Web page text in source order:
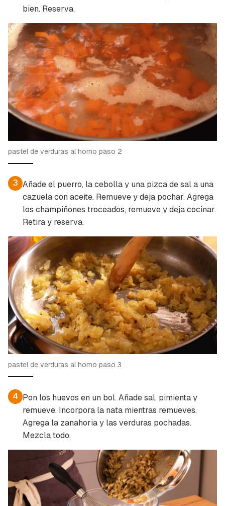
bien. Reserva.
pastel de verduras al horno paso 2
3 Añade el puerro, la cebolla y una pizca de sal a una
cazuela con aceite. Remueve y deja pochar. Agrega
los champiñones troceados, remueve y deja cocinar.
Retira y reserva.
pastel de verduras al horno paso 3
4 Pon los huevos en un bol. Añade sal, pimienta y
remueve. Incorpora la nata mientras remueves.
Agrega la zanahoria y las verduras pochadas.
Mezcla todo.